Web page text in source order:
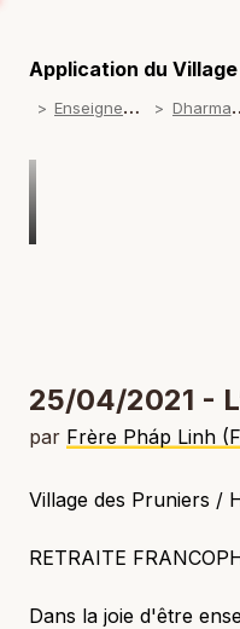
Application du
E
nseignements
25/04/2021 -
par Frère Pháp Linh
Village des Pruniers /
RETRAITE
Dans la joie d'être